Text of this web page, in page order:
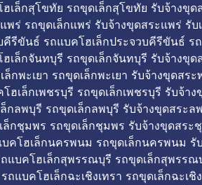
เล็กสุโขทัย รถขุดเล็กสุโขทัย รับจ้างขุ
พร่ รถขุดเล็กแพร่ รับจ้างขุดสระแพร่ รั
รีขันธ์ รถแบคโฮเล็กประจวบคีรีขันธ์
เล็กจันทบุรี รถขุดเล็กจันทบุรี รับจ้างขุ
กพะเยา รถขุดเล็กพะเยา รับจ้างขุดสระ
ฮเล็กเพชรบุรี รถขุดเล็กเพชรบุรี รับจ้า
กลพบุรี รถขุดเล็กลพบุรี รับจ้างขุดสระ
กชุมพร รถขุดเล็กชุมพร รับจ้างขุดสร
คโฮเล็กนครพนม รถขุดเล็กนครพนม
แบคโฮเล็กสุพรรณบุรี รถขุดเล็กสุพรร
ถแบคโฮเล็กฉะเชิงเทรา รถขุดเล็กฉะเ